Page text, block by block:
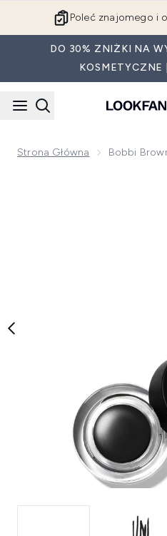
Poleć znajomego i
DO 30% ZNIŻKI NA
KOSMETYCZNE
Strona Główna Bobbi